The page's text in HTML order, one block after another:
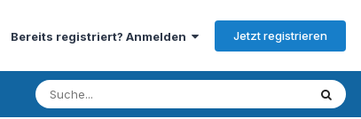
Bereits registriert? Anmelden Jetzt registrieren